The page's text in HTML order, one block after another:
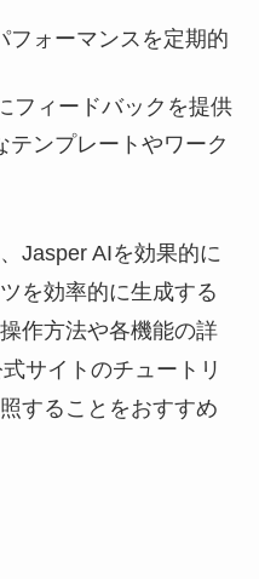
フォーマンスを定期的
フィードバックを提供
テンプレートやワーク
Jasper AIを効果的に
を効率的に生成する
作方法や各機能の詳
サイトのチュートリ
することをおすすめ